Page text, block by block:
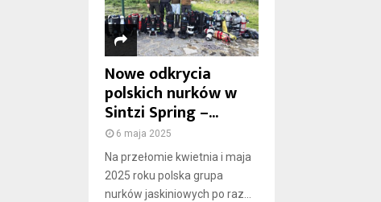
Nowe odkrycia
polskich nurków w
Sintzi Spring –...
6 maja 2025
Na przełomie kwietnia i maja
2025 roku polska grupa
nurków jaskiniowych po raz...